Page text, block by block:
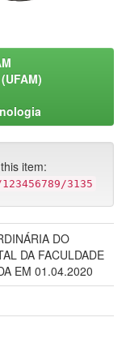
item:
3135
DO
DA FACULDADE
EM 01.04.2020